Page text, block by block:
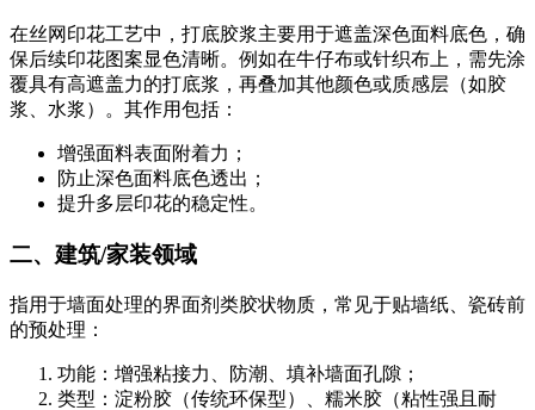
在丝网印花工艺中，打底胶浆主要用于遮盖深色面料底色，确
保后续印花图案显色清晰。例如在牛仔布或针织布上，需先涂
覆具有高遮盖力的打底浆，再叠加其他颜色或质感层（如胶
浆、水浆）。其作用包括：
增强面料表面附着力；
防止深色面料底色透出；
提升多层印花的稳定性。
二、建筑/家装领域
指用于墙面处理的界面剂类胶状物质，常见于贴墙纸、瓷砖前
的预处理：
功能：增强粘接力、防潮、填补墙面孔隙；
类型：淀粉胶（传统环保型）、糯米胶（粘性强且耐